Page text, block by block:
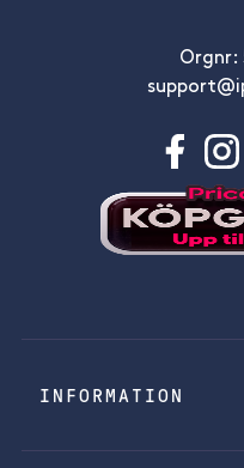
Orgnr:
INFORMATION